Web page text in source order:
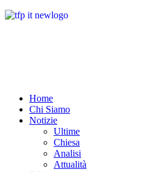
Home
Chi Siamo
Notizie
Ultime
Chiesa
Analisi
Attualità